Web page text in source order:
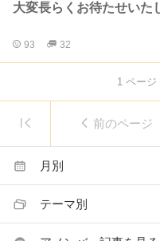
大変長らくお待たせいた
93 32
1ページ
前のページ
月別
テーマ別